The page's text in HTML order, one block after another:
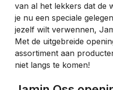
van al het lekkers dat de
je nu een speciale
jezelf wilt verwennen,
Met de uitgebreide
assortiment aan
niet langs te komen!